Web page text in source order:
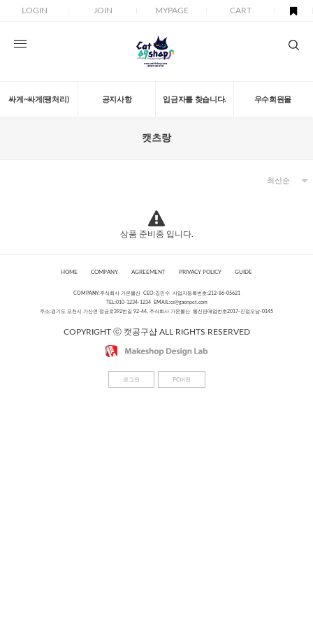
LOGIN JOIN MYPAGE CART
싸게~싸게(땡처리) 공지사항 입금자를 찾습니다. 우수회원몰
캣츠랑
상품 준비중 입니다.
HOME COMPANY AGREEMENT PRIVACY POLICY GUIDE
COMPANY:주식회사 가온물산 CEO:김민수 사업자등록번호:212-86-05621
TEL:010-1234-1234 EMAIL:cs@gaonpet.com
주소:경기도 포천시 가산면 정금로392번길 92-44, 주식회사 가온물산 통신판매업번호2017-진접오남-0145
COPYRIGHT ⓒ 캣공구샵 ALL RIGHTS RESERVED
로그인 PC버전